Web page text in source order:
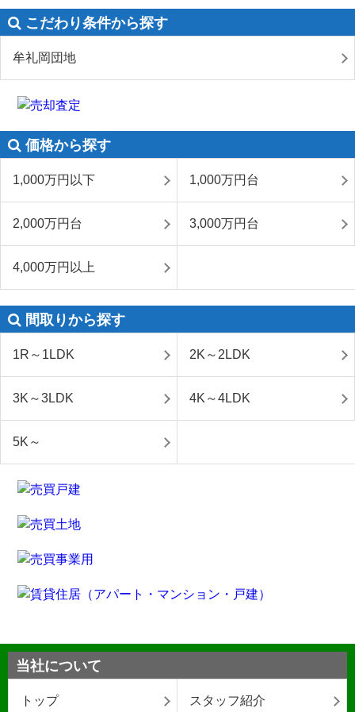
こだわり条件から探す
牟礼岡団地
価格から探す
1,000万円以下 1,000万円台
2,000万円台 3,000万円台
4,000万円以上
間取りから探す
1R～1LDK 2K～2LDK
3K～3LDK 4K～4LDK
5K～
当社について
トップ スタッフ紹介